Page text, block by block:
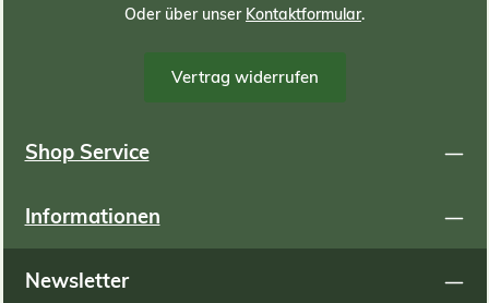
Oder über unser Kontaktformular.
Vertrag widerrufen
Shop Service
Informationen
Newsletter